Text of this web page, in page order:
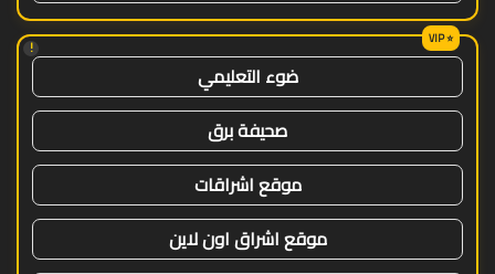
!
ضوء التعليمي
صحيفة برق
موقع اشراقات
موقع اشراق اون لاين